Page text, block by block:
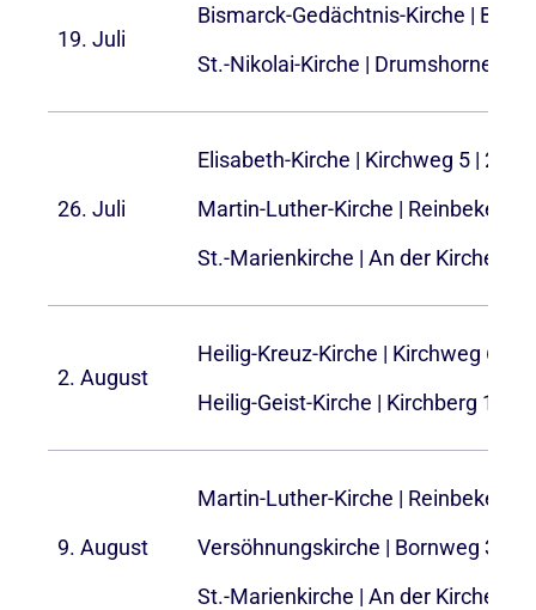
19. Juli
Bismarck-Gedächtnis-Kirche |
St.-Nikolai-Kirche | Drumshorner
26. Juli
Elisabeth-Kirche | Kirchweg 5 |
Martin-Luther-Kirche | Reinbeker
St.-Marienkirche | An der Kirche 5 |
2. August
Heilig-Kreuz-Kirche | Kirchweg 6 |
Heilig-Geist-Kirche | Kirchberg 1 |
9. August
Martin-Luther-Kirche | Reinbeker
Versöhnungskirche | Bornweg 30 |
St.-Marienkirche | An der Kirche 5 |